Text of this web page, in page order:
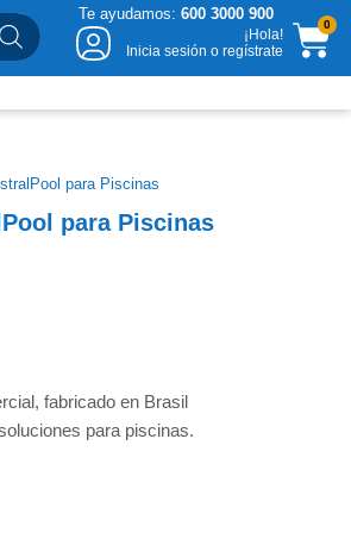
Te ayudamos: 600 3000 900
¡Hola!
Inicia sesión o regístrate
0
para Piscinas
para Piscinas
fabricado en Brasil
para piscinas.